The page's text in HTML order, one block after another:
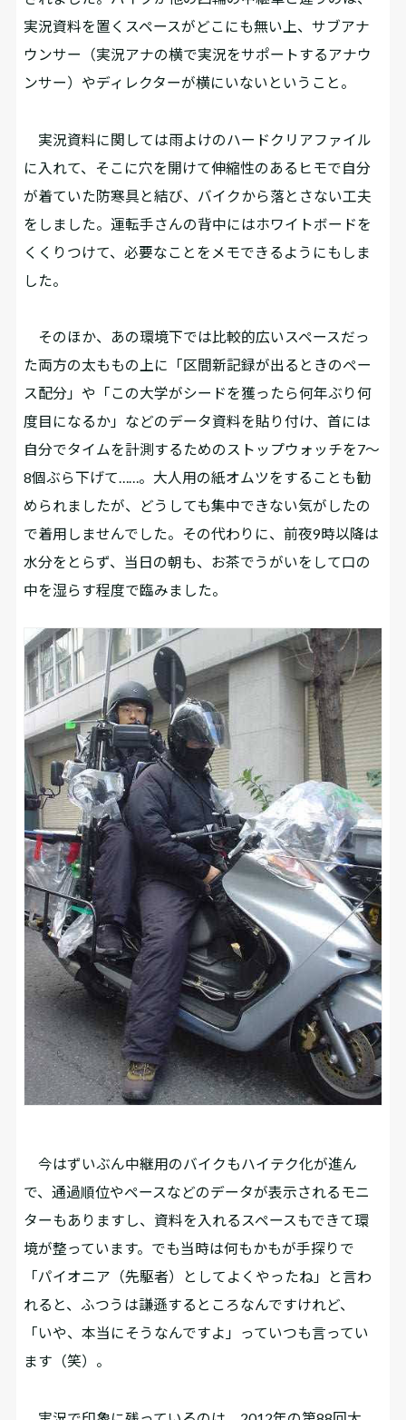
実況資料を置くスペースがどこにも無い上、サブアナ
ウンサー（実況アナの横で実況をサポートするアナウ
ンサー）やディレクターが横にいないということ。
実況資料に関しては雨よけのハードクリアファイル
に入れて、そこに穴を開けて伸縮性のあるヒモで自分
が着ていた防寒具と結び、バイクから落とさない工夫
をしました。運転手さんの背中にはホワイトボードを
くくりつけて、必要なことをメモできるようにもしま
した。
そのほか、あの環境下では比較的広いスペースだっ
た両方の太ももの上に「区間新記録が出るときのペー
ス配分」や「この大学がシードを獲ったら何年ぶり何
度目になるか」などのデータ資料を貼り付け、首には
自分でタイムを計測するためのストップウォッチを7～
8個ぶら下げて……。大人用の紙オムツをすることも勧
められましたが、どうしても集中できない気がしたの
で着用しませんでした。その代わりに、前夜9時以降は
水分をとらず、当日の朝も、お茶でうがいをして口の
中を湿らす程度で臨みました。
今はずいぶん中継用のバイクもハイテク化が進ん
で、通過順位やペースなどのデータが表示されるモニ
ターもありますし、資料を入れるスペースもできて環
境が整っています。でも当時は何もかもが手探りで
「パイオニア（先駆者）としてよくやったね」と言わ
れると、ふつうは謙遜するところなんですけれど、
「いや、本当にそうなんですよ」っていつも言ってい
ます（笑）。